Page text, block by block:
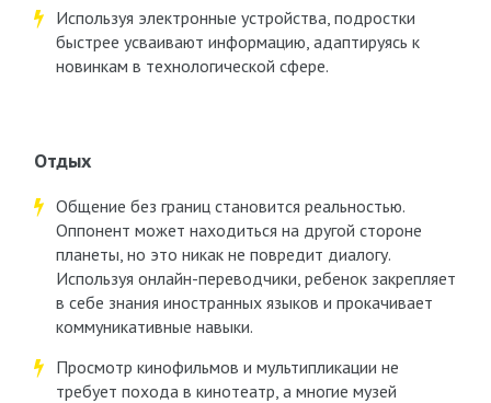
Используя электронные устройства, подростки
быстрее усваивают информацию, адаптируясь к
новинкам в технологической сфере.
Отдых
Общение без границ становится реальностью.
Оппонент может находиться на другой стороне
планеты, но это никак не повредит диалогу.
Используя онлайн-переводчики, ребенок закрепляет
в себе знания иностранных языков и прокачивает
коммуникативные навыки.
Просмотр кинофильмов и мультипликации не
требует похода в кинотеатр, а многие музей